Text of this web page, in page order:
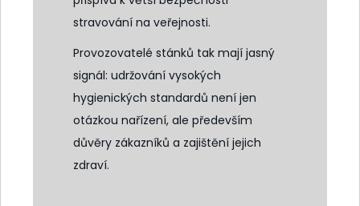
stravování na veřejnosti.
Provozovatelé stánků tak mají jasný
signál: udržování vysokých
hygienických standardů není jen
otázkou nařízení, ale především
důvěry zákazníků a zajištění jejich
zdraví.